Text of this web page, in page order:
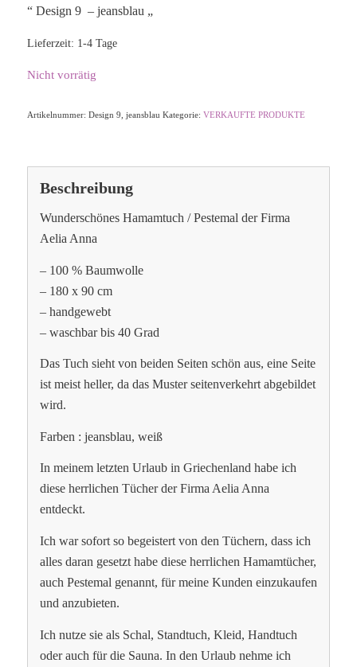
“ Design 9 – jeansblau „
Lieferzeit: 1-4 Tage
Nicht vorrätig
Artikelnummer: Design 9, jeansblau Kategorie: VERKAUFTE PRODUKTE
Beschreibung
Wunderschönes Hamamtuch / Pestemal der Firma
Aelia Anna
– 100 % Baumwolle
– 180 x 90 cm
– handgewebt
– waschbar bis 40 Grad
Das Tuch sieht von beiden Seiten schön aus, eine Seite
ist meist heller, da das Muster seitenverkehrt abgebildet
wird.
Farben : jeansblau, weiß
In meinem letzten Urlaub in Griechenland habe ich
diese herrlichen Tücher der Firma Aelia Anna
entdeckt.
Ich war sofort so begeistert von den Tüchern, dass ich
alles daran gesetzt habe diese herrlichen Hamamtücher,
auch Pestemal genannt, für meine Kunden einzukaufen
und anzubieten.
Ich nutze sie als Schal, Standtuch, Kleid, Handtuch
oder auch für die Sauna. In den Urlaub nehme ich